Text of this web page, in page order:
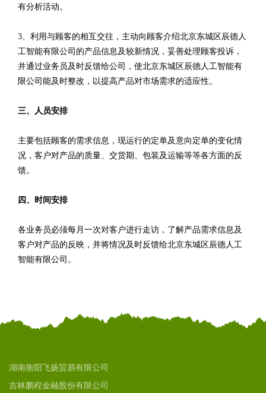
有分析活动。
3、利用与顾客的相互交往，主动向顾客介绍北京东城区辰德人
工智能有限公司的产品信息及较新情况，妥善处理顾客投诉，
并通过业务员及时反馈给公司，使北京东城区辰德人工智能有
限公司能及时整改，以提高产品对市场需求的适应性。
三、人员安排
主要包括顾客的需求信息，现运行的定单及意向定单的变化情
况，客户对产品的质量、交货期、包装及运输等等各方面的反
馈。
四、时间安排
各业务员必须每月一次对客户进行走访，了解产品需求信息及
客户对产品的反映，并将情况及时反馈给北京东城区辰德人工
智能有限公司。
湖南衡阳飞扬贸易有限公司
吉林鹏程金融股份有限公司